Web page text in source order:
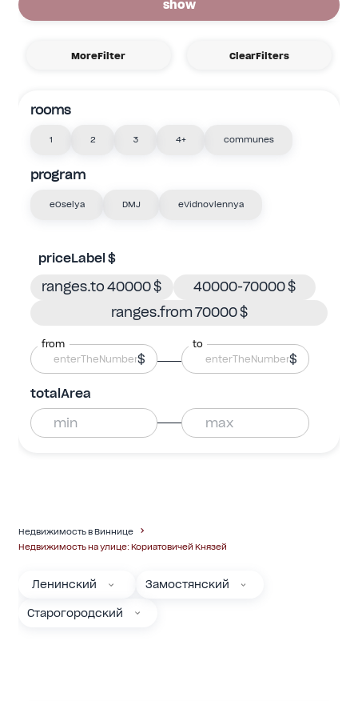
show
MoreFilter ClearFilters
rooms
1 2 3 4+ communes
program
eOselya DMJ eVidnovlennya
priceLabel $
ranges.to 40000 $
40000-70000 $
ranges.from 70000 $
from
$
to
$
totalArea
Недвижимость в Виннице
Недвижимость на улице: Кориатовичей Князей
Ленинский Замостянский
Старогородский